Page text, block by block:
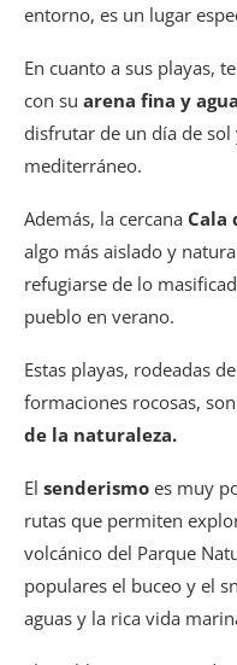
entorno, es un lugar
En cuanto a sus playas,
con su arena fina y
disfrutar de un día de
mediterráneo.
Además, la cercana Cala
algo más aislado y
refugiarse de lo
pueblo en verano.
Estas playas, rodeadas
formaciones rocosas,
de la naturaleza.
El senderismo es muy
rutas que permiten
volcánico del Parque
populares el buceo y el
aguas y la rica vida